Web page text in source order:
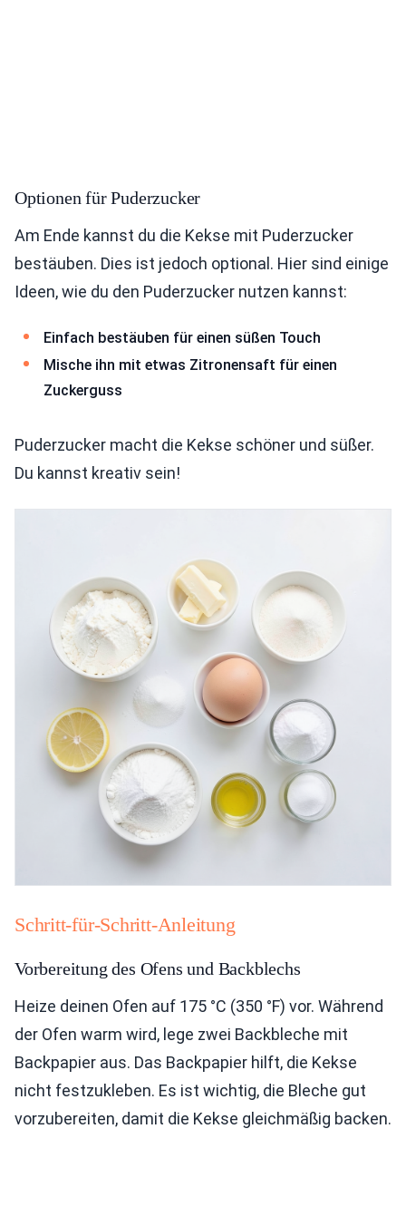
Optionen für Puderzucker
Am Ende kannst du die Kekse mit Puderzucker
bestäuben. Dies ist jedoch optional. Hier sind einige
Ideen, wie du den Puderzucker nutzen kannst:
Einfach bestäuben für einen süßen Touch
Mische ihn mit etwas Zitronensaft für einen
Zuckerguss
Puderzucker macht die Kekse schöner und süßer.
Du kannst kreativ sein!
Schritt-für-Schritt-Anleitung
Vorbereitung des Ofens und Backblechs
Heize deinen Ofen auf 175 °C (350 °F) vor. Während
der Ofen warm wird, lege zwei Backbleche mit
Backpapier aus. Das Backpapier hilft, die Kekse
nicht festzukleben. Es ist wichtig, die Bleche gut
vorzubereiten, damit die Kekse gleichmäßig backen.